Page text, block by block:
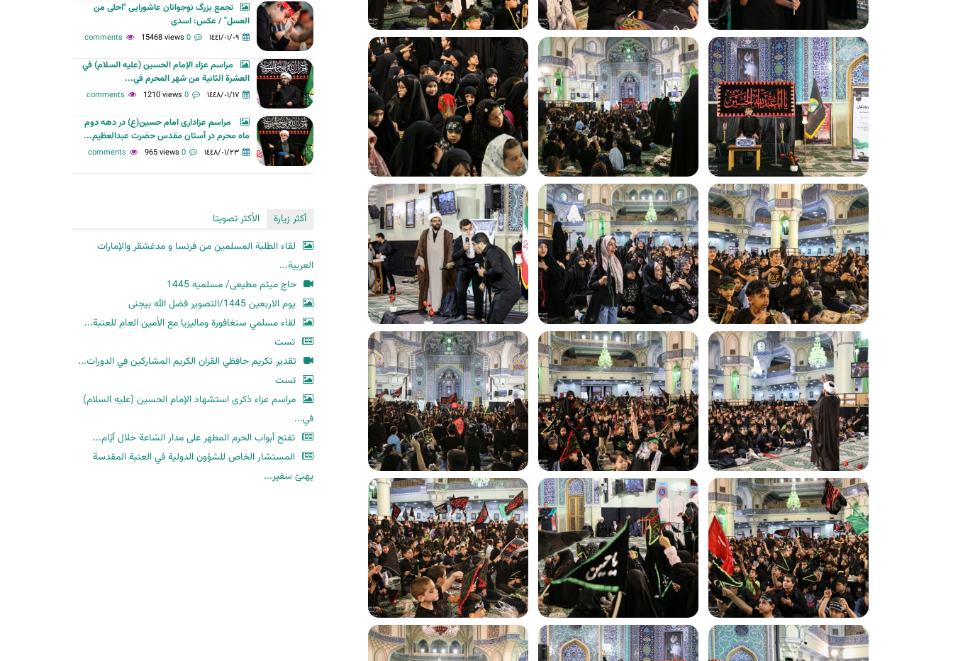
ح
ث
تجمع بزرگ نوجوانان عاشورایی "احلی من
العسل" / عکس: اسدی
١٤٤١/٠١/٠٩ 0 comments
15468 views
مراسم عزاء الإمام الحسين (عليه السلام) في
العشرة الثانية من شهر المحرم في...
١٤٤٨/٠١/١٧ 0 comments
1210 views
مراسم عزاداری امام حسین(ع) در دهه دوم
ماه محرم در آستان مقدس حضرت عبدالعظیم...
١٤٤٨/٠١/٢٣ 0 comments
965 views
أكثر زيارة
الأكثر تصويتا
لقاء الطلبة المسلمين من فرنسا و مدغشقر والإمارات
العربية...
حاج میثم مطیعی/ مسلمیه 1445
یوم الاربعین 1445/التصویر فضل الله بیجنی
لقاء مسلمي سنغافورة وماليزيا مع الأمين العام للعتبة...
تست
تقدير تكريم حافظي القران الكريم المشاركين في الدورات...
تست
مراسم عزاء ذكرى استشهاد الإمام الحسين (عليه السلام)
في...
تفتح أبواب الحرم المطهر على مدار السّاعة خلال أيّام...
المستشار الخاص للشؤون الدولية في العتبة المقدسة
يهنئ سفير...